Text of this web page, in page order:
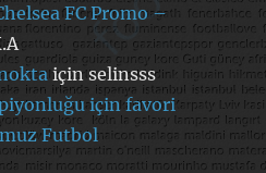
FC Promo –
içinselinsss
için favori
Futbol